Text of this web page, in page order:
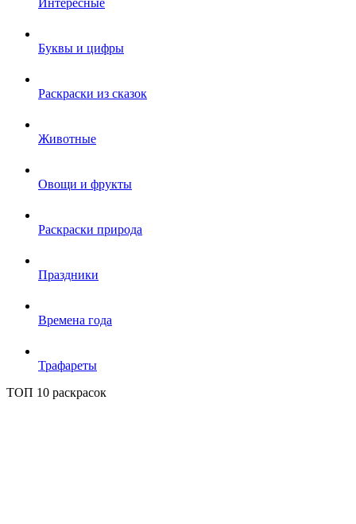
Интересные
Буквы и цифры
Раскраски из сказок
Животные
Овощи и фрукты
Раскраски природа
Праздники
Времена года
Трафареты
ТОП 10 раскрасок